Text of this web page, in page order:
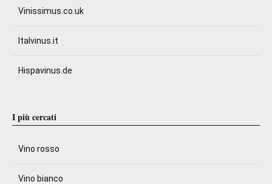
Vinissimus.co.uk
Italvinus.it
Hispavinus.de
I più cercati
Vino rosso
Vino bianco